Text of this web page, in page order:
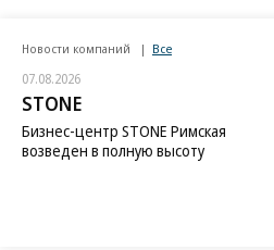
Новости компаний Все
07.08.2026
STONE
Бизнес-центр STONE Римская
возведен в полную высоту